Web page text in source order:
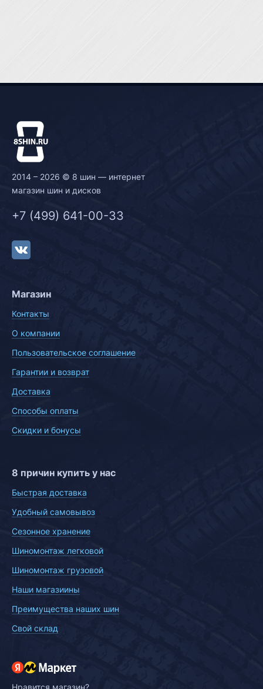
2014 – 2026 © 8 шин — интернет
магазин шин и дисков
+7 (499) 641-00-33
Магазин
Контакты
О компании
Пользовательское соглашение
Гарантии и возврат
Доставка
Способы оплаты
Скидки и бонусы
8 причин купить у нас
Быстрая доставка
Удобный самовывоз
Сезонное хранение
Шиномонтаж легковой
Шиномонтаж грузовой
Наши магазиины
Преимущества наших шин
Свой склад
Нравится магазин?